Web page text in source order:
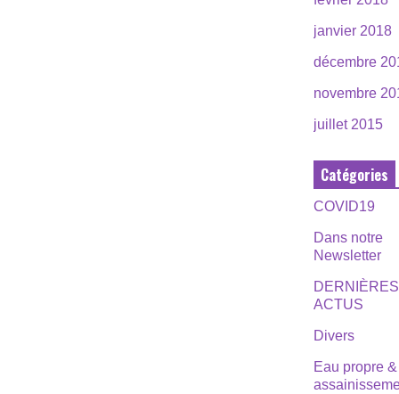
janvier 2018
décembre
novembre
juillet 2015
Catégories
COVID19
Dans notre
Newsletter
DERNIÈRES
ACTUS
Divers
Eau propre &